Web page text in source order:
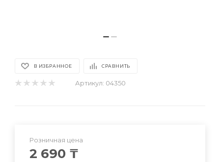
В ИЗБРАННОЕ СРАВНИТЬ
Артикул: 04350
Розничная цена
2 690 ₸